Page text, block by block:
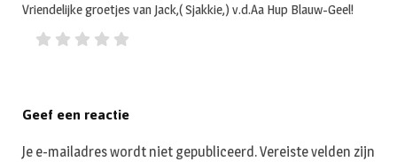
Vriendelijke groetjes van Jack,( Sjakkie,) v.d.Aa Hup Blauw-Geel!
Geef een reactie
Je e-mailadres wordt niet gepubliceerd.Vereiste velden zijn